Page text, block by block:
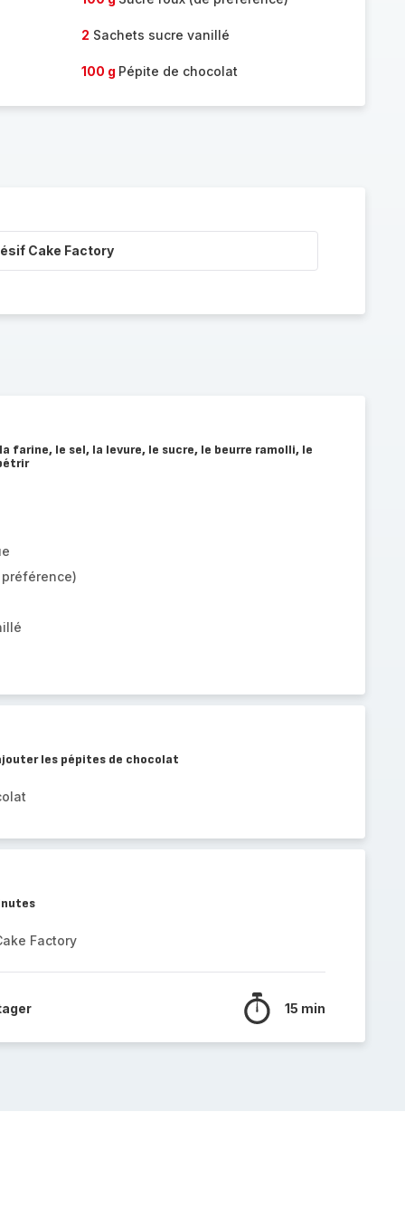
2 Sachets sucre vanillé
100 g Pépite de chocolat
Cake Factory
farine, le sel, la levure, le sucre, le beurre ramolli, le
préférence)
les pépites de chocolat
Factory
15 min